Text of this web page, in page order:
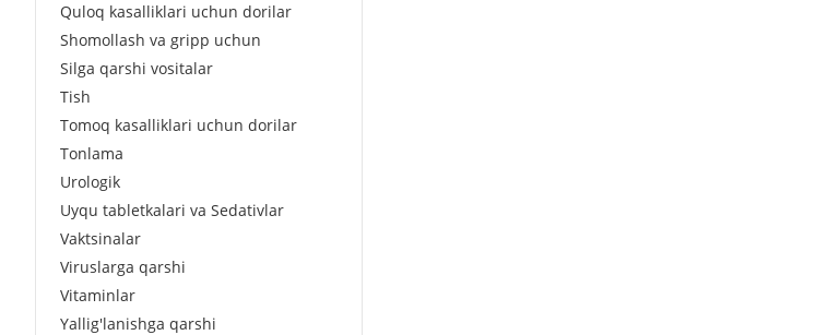
Quloq kasalliklari uchun dorilar
Shomollash va gripp uchun
Silga qarshi vositalar
Tish
Tomoq kasalliklari uchun dorilar
Tonlama
Urologik
Uyqu tabletkalari va Sedativlar
Vaktsinalar
Viruslarga qarshi
Vitaminlar
Yallig'lanishga qarshi